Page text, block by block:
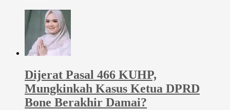
Dijerat Pasal 466 KUHP,
Mungkinkah Kasus Ketua DPRD
Bone Berakhir Damai?